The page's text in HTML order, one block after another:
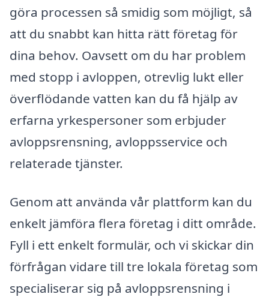
göra processen så smidig som möjligt, så
att du snabbt kan hitta rätt företag för
dina behov. Oavsett om du har problem
med stopp i avloppen, otrevlig lukt eller
överflödande vatten kan du få hjälp av
erfarna yrkespersoner som erbjuder
avloppsrensning, avloppsservice och
relaterade tjänster.
Genom att använda vår plattform kan du
enkelt jämföra flera företag i ditt område.
Fyll i ett enkelt formulär, och vi skickar din
förfrågan vidare till tre lokala företag som
specialiserar sig på avloppsrensning i